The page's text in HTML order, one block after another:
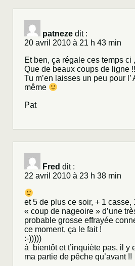
patneze dit :
20 avril 2010 à 21 h 43 min
Et ben, ça régale ces temps ci
Que de beaux coups de ligne
Tu m’en laisses un peu pour
même
Pat
Fred dit :
22 avril 2010 à 23 h 38 min
et 5 de plus ce soir, + 1 casse,
« coup de nageoire » d’une
probable grosse effrayée
ce moment, ça le fait !
:-)))))
à bientôt et t’inquiète pas, il y
ma partie de pêche qu’avant !!